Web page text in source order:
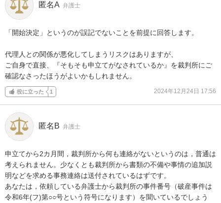
匿名A 弁護士
「開始決定」というのが誤記でないことを前提に回答します。
代理人との関係が悪化してしまうリスクはありますが、
ご自身で直接、『そもそも申立てがなされているか』を裁判所にご
確認なさったほうがよいかもしれません。
役に立った 1 2024年12月24日 17:56
匿名B 弁護士
申立てから2カ月間，裁判所から何も連絡がないというのは，普通は
考えられません。少なくとも裁判所から書類の不備や事情の追加説
明などを求める事務連絡は送付されているはずです。
あなたは，依頼している弁護士から裁判所の事件番号（破産事件は
令和6年(フ)第○○号という符号になります）を聞いているでしょう